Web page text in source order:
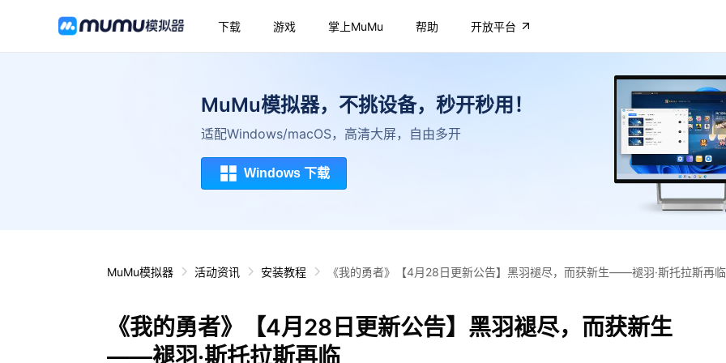
下载 游戏 掌上MuMu 帮助 开放平台
MuMu模拟器，不挑设备，秒开秒用！
适配Windows/macOS，高清大屏，自由多开
Windows 下载
MuMu模拟器 活动资讯 安装教程 《我的勇者》【4月28日更新公告】黑羽褪尽，而获新生——褪羽·斯托拉斯再临
《我的勇者》【4月28日更新公告】黑羽褪尽，而获新生
——褪羽·斯托拉斯再临